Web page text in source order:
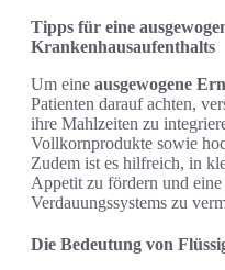
Tipps für eine
Krankenhausaufenthalts
Um eine ausgewogene
Patienten darauf achten,
ihre Mahlzeiten zu
Vollkornprodukte sowie
Zudem ist es hilfreich, in
Appetit zu fördern und
Verdauungssystems zu
Die Bedeutung von